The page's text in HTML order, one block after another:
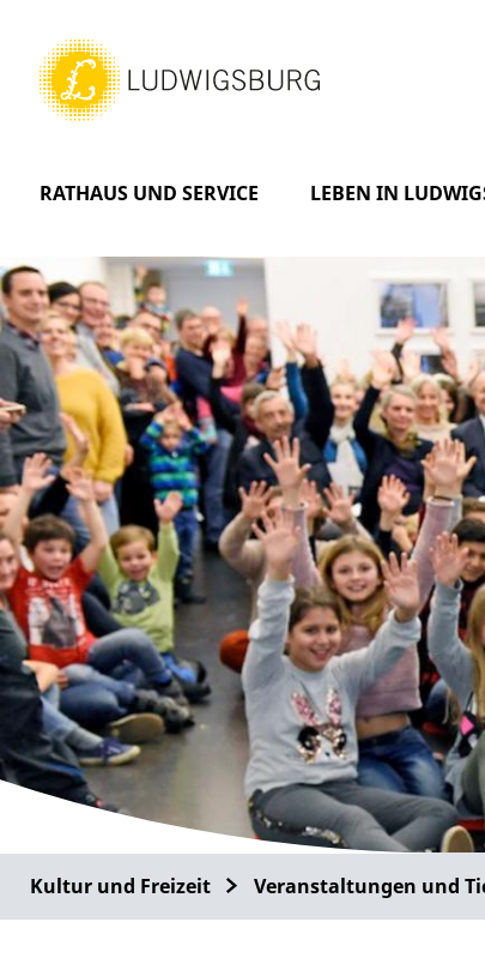
RATHAUS UND SERVICE LEBEN IN
Kultur und Freizeit Veranstaltungen und